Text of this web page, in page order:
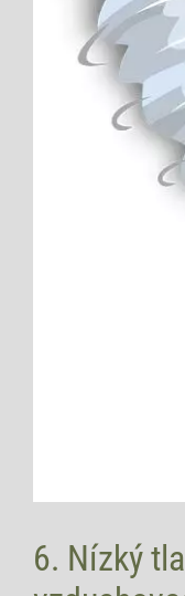
6. Nízký